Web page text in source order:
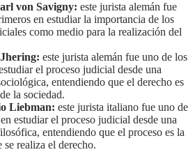
von Savigny: este jurista alemán fue
en estudiar la importancia de los
como medio para la realización del
este jurista alemán fue uno de los
el proceso judicial desde una
entendiendo que el derecho es
la sociedad.
Liebman: este jurista italiano fue uno de
estudiar el proceso judicial desde una
entendiendo que el proceso es la
se realiza el derecho.